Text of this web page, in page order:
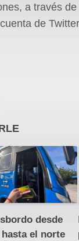
a través
de Twitter
desde
el norte